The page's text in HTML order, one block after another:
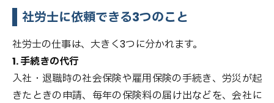
社労士に依頼できる3つのこと
社労士の仕事は、大きく3つに分かれます。
1. 手続きの代行
入社・退職時の社会保険や雇用保険の手続き、労災が起
きたときの申請、毎年の保険料の届け出などを、会社に